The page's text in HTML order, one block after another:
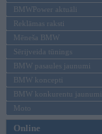
BMWPower aktuāli
Reklāmas raksti
Mēneša BMW
Sērijveida tūnings
BMW pasaules jaunumi
BMW koncepti
BMW konkurentu jaunumi
Moto
Online